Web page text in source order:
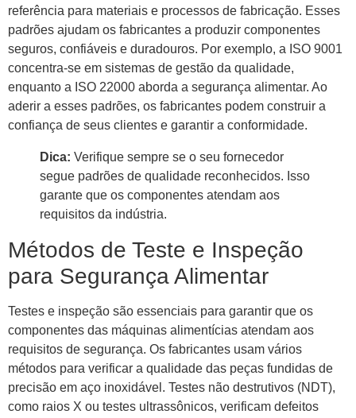
referência para materiais e processos de fabricação. Esses
padrões ajudam os fabricantes a produzir componentes
seguros, confiáveis ​​e duradouros. Por exemplo, a ISO 9001
concentra-se em sistemas de gestão da qualidade,
enquanto a ISO 22000 aborda a segurança alimentar. Ao
aderir a esses padrões, os fabricantes podem construir a
confiança de seus clientes e garantir a conformidade.
Dica: Verifique sempre se o seu fornecedor
segue padrões de qualidade reconhecidos. Isso
garante que os componentes atendam aos
requisitos da indústria.
Métodos de Teste e Inspeção
para Segurança Alimentar
Testes e inspeção são essenciais para garantir que os
componentes das máquinas alimentícias atendam aos
requisitos de segurança. Os fabricantes usam vários
métodos para verificar a qualidade das peças fundidas de
precisão em aço inoxidável. Testes não destrutivos (NDT),
como raios X ou testes ultrassônicos, verificam defeitos